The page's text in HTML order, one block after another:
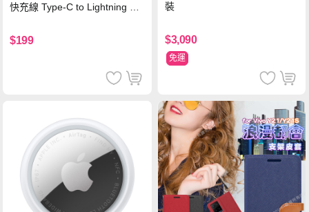
快充線 Type-C to Lightning 傳
$199
裝
$3,090
免運